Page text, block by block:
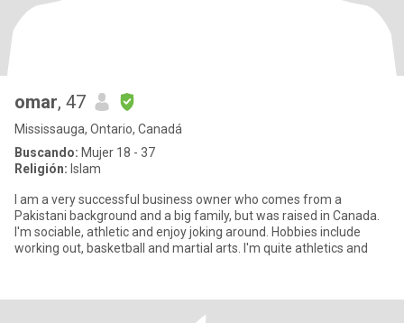
omar, 47
Mississauga, Ontario, Canadá
Buscando: Mujer 18 - 37
Religión: Islam
I am a very successful business owner who comes from a
Pakistani background and a big family, but was raised in Canada.
I'm sociable, athletic and enjoy joking around. Hobbies include
working out, basketball and martial arts. I'm quite athletics and